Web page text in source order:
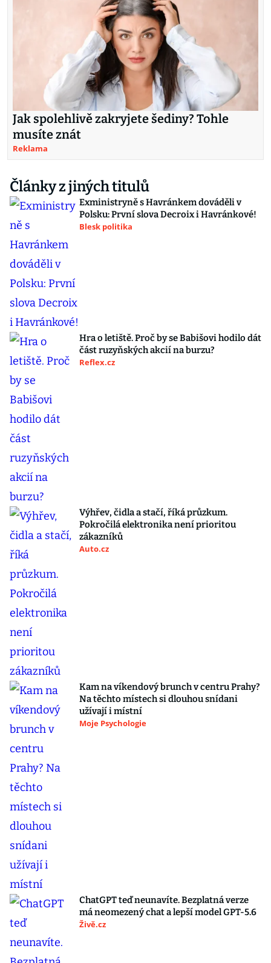
Jak spolehlivě zakryjete šediny? Tohle
musíte znát
Reklama
Články z jiných titulů
Exministryně s Havránkem dováděli v
Polsku: První slova Decroix i Havránkové!
Blesk politika
Hra o letiště. Proč by se Babišovi hodilo dát
část ruzyňských akcií na burzu?
Reflex.cz
Výhřev, čidla a stačí, říká průzkum.
Pokročilá elektronika není prioritou
zákazníků
Auto.cz
Kam na víkendový brunch v centru Prahy?
Na těchto místech si dlouhou snídani
užívají i místní
Moje Psychologie
ChatGPT teď neunavíte. Bezplatná verze
má neomezený chat a lepší model GPT-5.6
Živě.cz